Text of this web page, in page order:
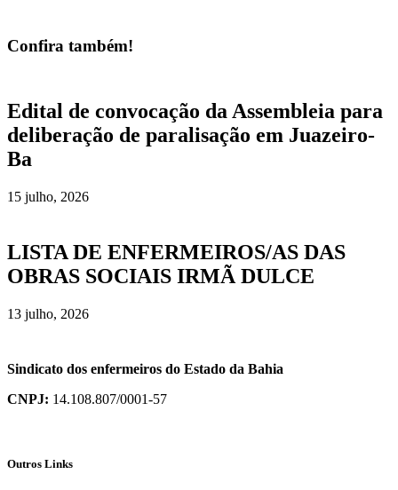
Confira também!
Edital de convocação da Assembleia para
deliberação de paralisação em Juazeiro-
Ba
15 julho, 2026
LISTA DE ENFERMEIROS/AS DAS
OBRAS SOCIAIS IRMÃ DULCE
13 julho, 2026
Sindicato dos enfermeiros do Estado da Bahia
CNPJ: 14.108.807/0001-57
Outros Links